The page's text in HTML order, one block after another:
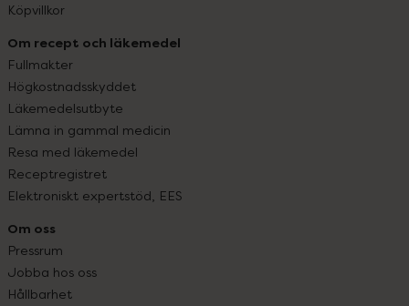
Köpvillkor
Om recept och läkemedel
Fullmakter
Högkostnadsskyddet
Läkemedelsutbyte
Lämna in gammal medicin
Resa med läkemedel
Receptregistret
Elektroniskt expertstöd, EES
Om oss
Pressrum
Jobba hos oss
Hållbarhet